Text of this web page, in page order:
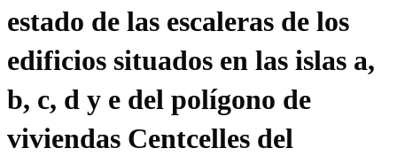
estado de las escaleras de los
edificios situados en las islas a,
b, c, d y e del polígono de
viviendas Centcelles del